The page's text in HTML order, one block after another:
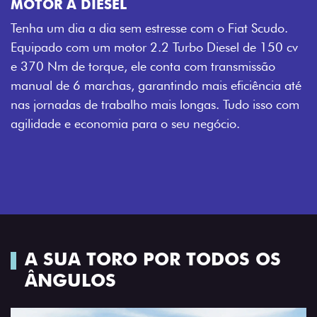
MOTOR A DIESEL
Tenha um dia a dia sem estresse com o Fiat Scudo.
Equipado com um motor 2.2 Turbo Diesel de 150 cv
e 370 Nm de torque, ele conta com transmissão
manual de 6 marchas, garantindo mais eficiência até
nas jornadas de trabalho mais longas. Tudo isso com
agilidade e economia para o seu negócio.
A SUA TORO POR TODOS OS
ÂNGULOS